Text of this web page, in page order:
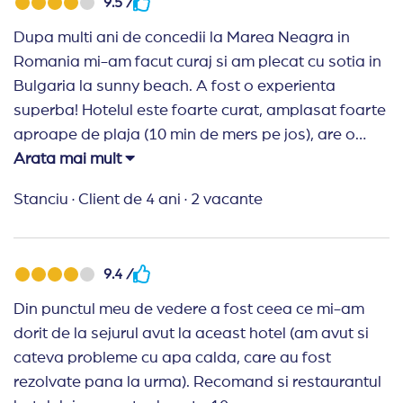
Dupa multi ani de concedii la Marea Neagra in
Romania mi-am facut curaj si am plecat cu sotia in
Bulgaria la sunny beach. A fost o experienta
superba! Hotelul este foarte curat, amplasat foarte
aproape de plaja (10 min de mers pe jos), are o
piscina interioara curatata zilnic si dispune de
leva pe zi - o suma relativ decenta avand in vedere
este foarte variata (3-4 tipuri de carne si branza,
omleta, ou fiert/ochi, legume, fructe, cereale etc.).
Va recomand cu incredere acest hotel in primul
rand pentru aplasarea lui in Sunny Beach. Hotelul
este situat intr-o zona mai linistita a statiunii, foarte
Arata mai mult
Stanciu · Client de 4 ani · 2 vacante
9.4 /
Din punctul meu de vedere a fost ceea ce mi-am
dorit de la sejurul avut la aceast hotel (am avut si
cateva probleme cu apa calda, care au fost
rezolvate pana la urma). Recomand si restaurantul